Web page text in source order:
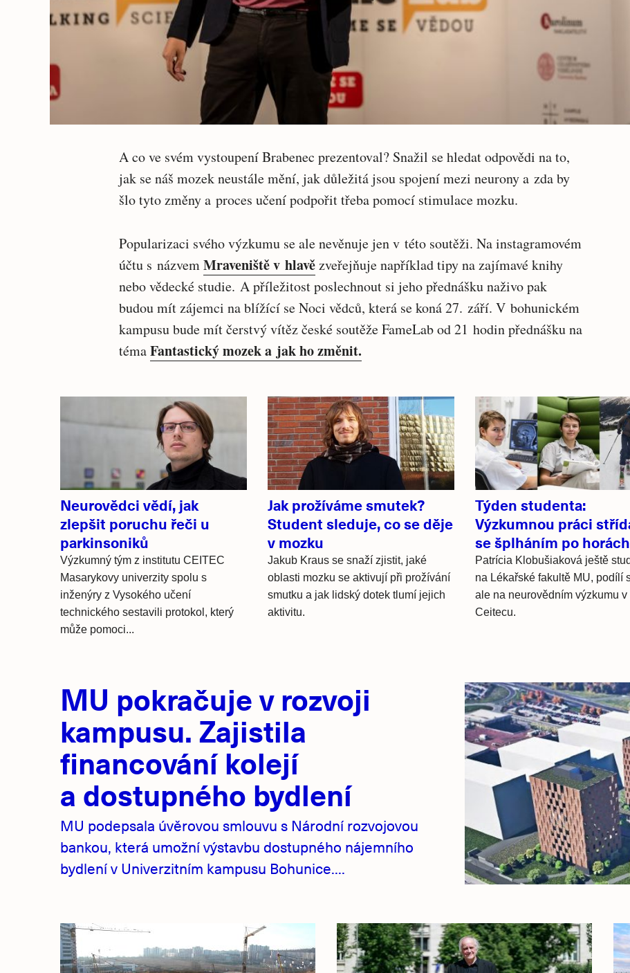
A co ve svém vystoupení Brabenec prezentoval? Snažil se hledat odpovědi na to,
jak se náš mozek neustále mění, jak důležitá jsou spojení mezi neurony a zda by
šlo tyto změny a proces učení podpořit třeba pomocí stimulace mozku.
Popularizaci svého výzkumu se ale nevěnuje jen v této soutěži. Na instagramovém
účtu s názvemMraveniště v hlavězveřejňuje například tipy na zajímavé knihy
nebo vědecké studie. A příležitost poslechnout si jeho přednášku naživo pak
budou mít zájemci na blížící se Noci vědců, která se koná 27. září. V bohunickém
kampusu bude mít čerstvý vítěz české soutěže FameLab od 21 hodin přednášku na
témaFantastický mozek a jak ho změnit.
Související
Neurovědci vědí, jak
zlepšit poruchu řeči u
parkinsoniků
Výzkumný tým z institutu CEITEC
Masarykovy univerzity spolu s
inženýry z Vysokého učení
technického sestavili protokol, který
může pomoci...
Jak prožíváme smutek?
Student sleduje, co se děje
v mozku
Jakub Kraus se snaží zjistit, jaké
oblasti mozku se aktivují při prožívání
smutku a jak lidský dotek tlumí jejich
aktivitu.
Týden studenta:
Výzkumnou práci
se šplháním po horách
Patrícia Klobušiaková ještě
na Lékařské fakultě MU, podílí
ale na neurovědním výzkumu v
Ceitecu.
novinky
MU pokračuje v rozvoji
kampusu. Zajistila
financování kolejí
a dostupného bydlení
MU podepsala úvěrovou smlouvu s Národní rozvojovou
bankou, která umožní výstavbu dostupného nájemního
bydlení v Univerzitním kampusu Bohunice....